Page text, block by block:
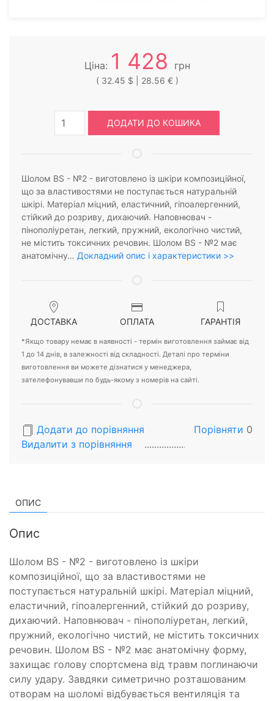
Ціна: 1 428 грн
( 32.45 $ | 28.56 € )
ДОДАТИ ДО КОШИКА
Шолом BS - №2 - виготовлено із шкіри композиційної,
що за властивостями не поступається натуральній
шкірі. Матеріал міцний, еластичний, гіпоалергенний,
стійкий до розриву, дихаючий. Наповнювач -
пінополіуретан, легкий, пружний, екологічно чистий,
не містить токсичних речовин. Шолом BS - №2 має
анатомічну… Докладний опис і характеристики >>
ДОСТАВКА ОПЛАТА ГАРАНТІЯ
*Якщо товару немає в наявності - термін виготовлення займає від
1 до 14 днів, в залежності від складності. Деталі про терміни
виготовлення ви можете дізнатися у менеджера,
зателефонувавши по будь-якому з номерів на сайті.
Додати до порівняння
Видалити з порiвняння
Порівняти 0
ОПИС
Опис
Шолом BS - №2 - виготовлено із шкіри
композиційної, що за властивостями не
поступається натуральній шкірі. Матеріал міцний,
еластичний, гіпоалергенний, стійкий до розриву,
дихаючий. Наповнювач - пінополіуретан, легкий,
пружний, екологічно чистий, не містить токсичних
речовин. Шолом BS - №2 має анатомічну форму,
захищає голову спортсмена від травм поглинаючи
силу удару. Завдяки симетрично розташованим
отворам на шоломі відбувається вентиляція та